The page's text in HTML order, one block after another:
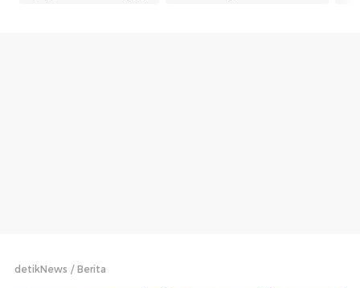
detikNews Berita